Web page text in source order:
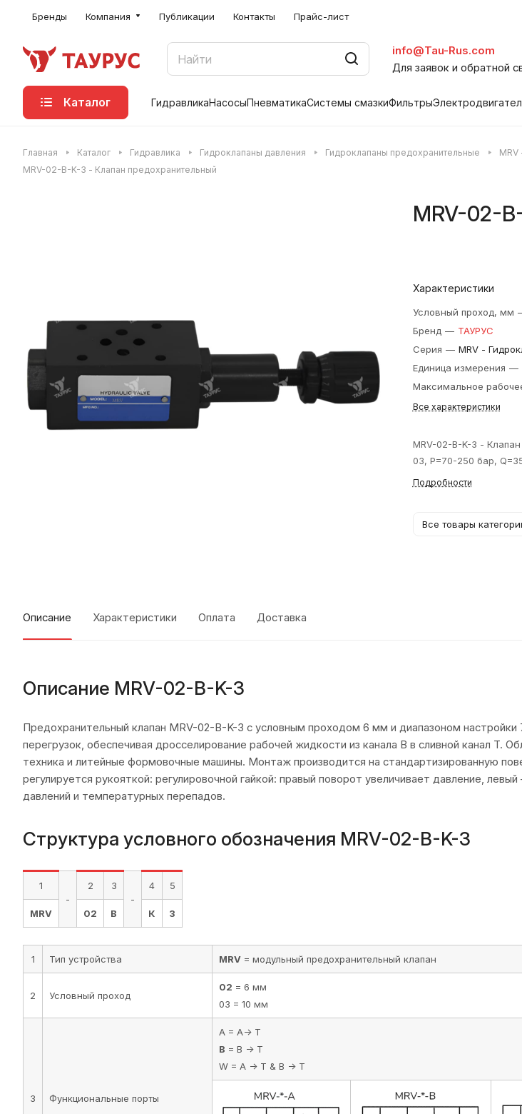
Бренды Компания Публикации Контакты Прайс-лист
info@Tau-Rus.com
Для заявок и обратной
Каталог ГидравликаНасосыПневматикаСистемы смазкиФильтры
Главная Каталог Гидравлика Гидроклапаны давления Гидроклапаны предохранительные
MRV-02-B-K-3 - Клапан предохранительный
MRV-02-
Характеристики
Условный проход, мм
Бренд — ТАУРУС
Серия — MRV -
Единица измерения —
Максимальное
Все характеристики
MRV-02-B-K-3 -
03, P=70-250 бар,
Подробности
Все товары
Описание Характеристики Оплата Доставка
Описание MRV-02-B-K-3
Предохранительный клапан MRV-02-B-K-3 с условным проходом 6 мм и диапазоном
перегрузок, обеспечивая дросселирование рабочей жидкости из канала B в сливной канал
техника и литейные формовочные машины. Монтаж производится на стандартизированную
регулируется рукояткой: регулировочной гайкой: правый поворот увеличивает давление,
давлений и температурных перепадов.
Структура условного обозначения MRV-02-B-K-3
1
-
2
3
-
4 5
MRV 02 B К 3
1 Тип устройства MRV = модульный предохранительный клапан
2 Условный проход
02 = 6 мм
03 = 10 мм
3 Функциональные порты
A = A-> T
B = B -> T
W = A -> T & B -> T